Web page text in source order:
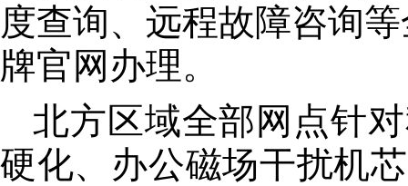
度查询、远程故障咨询
牌官网办理。
北方区域全部网点针
硬化、办公磁场干扰机